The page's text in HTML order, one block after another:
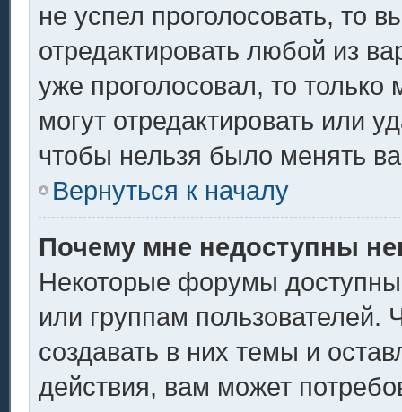
не успел проголосовать, то
отредактировать любой из
уже проголосовал, то
могут отредактировать или
чтобы нельзя было менять
Вернуться к началу
Почему мне недоступны
Некоторые форумы
или группам
создавать в них темы и
действия, вам может